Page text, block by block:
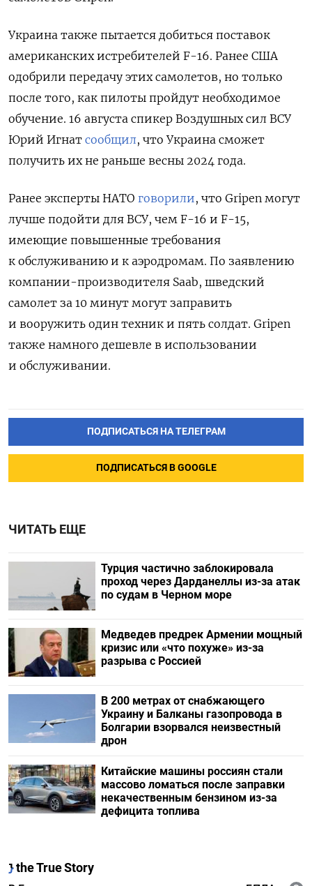
Украина также пытается добиться поставок
американских истребителей F-16. Ранее США
одобрили передачу этих самолетов, но только
после того, как пилоты пройдут необходимое
обучение. 16 августа спикер Воздушных сил ВСУ
Юрий Игнат сообщил, что Украина сможет
получить их не раньше весны 2024 года.
Ранее эксперты НАТО говорили, что Gripen могут
лучше подойти для ВСУ, чем F-16 и F-15,
имеющие повышенные требования
к обслуживанию и к аэродромам. По заявлению
компании-производителя Saab, шведский
самолет за 10 минут могут заправить
и вооружить один техник и пять солдат. Gripen
также намного дешевле в использовании
и обслуживании.
ПОДПИСАТЬСЯ НА ТЕЛЕГРАМ
ПОДПИСАТЬСЯ В GOOGLE
ЧИТАТЬ ЕЩЕ
Турция частично заблокировала
проход через Дарданеллы из-за атак
по судам в Черном море
Медведев предрек Армении мощный
кризис или «что похуже» из-за
разрыва с Россией
В 200 метрах от снабжающего
Украину и Балканы газопровода в
Болгарии взорвался неизвестный
дрон
Китайские машины россиян стали
массово ломаться после заправки
некачественным бензином из-за
дефицита топлива